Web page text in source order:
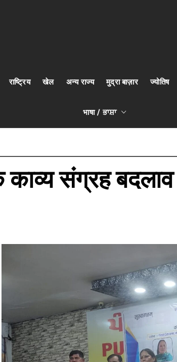
राष्ट्रिय खेल अन्य राज्य मुद्रा बाज़ार ज्योतिष
भाषा / ਭਾਸ਼ਾ
संग्रह